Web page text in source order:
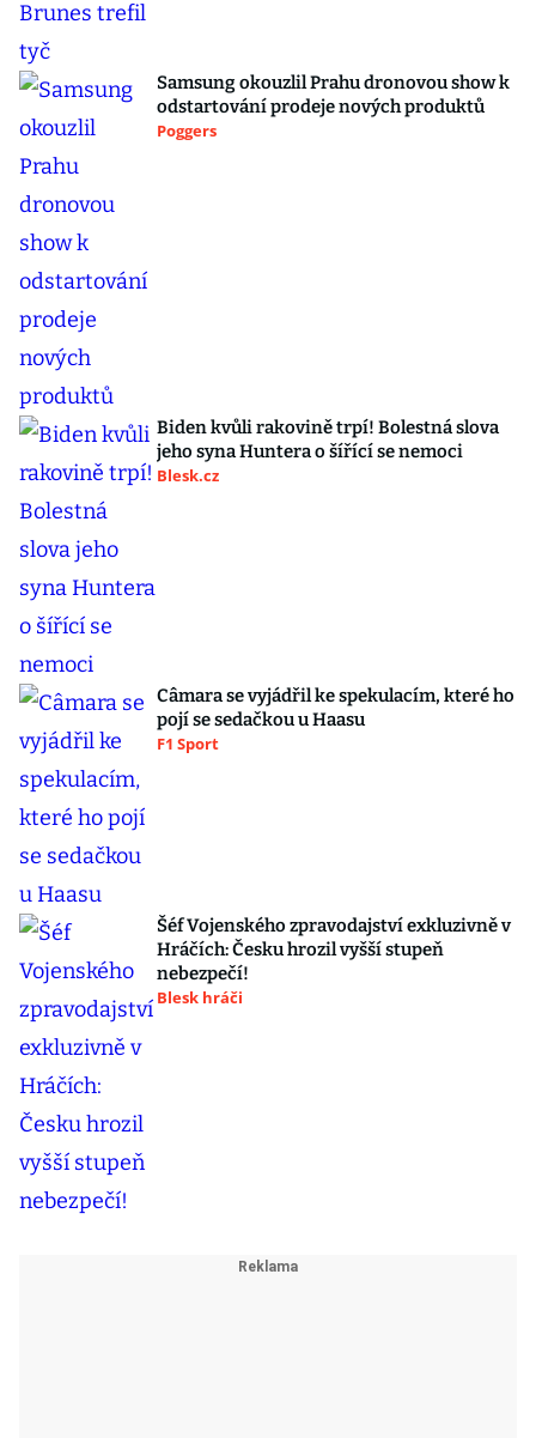
Samsung okouzlil Prahu dronovou show k
odstartování prodeje nových produktů
Poggers
Biden kvůli rakovině trpí! Bolestná slova
jeho syna Huntera o šířící se nemoci
Blesk.cz
Câmara se vyjádřil ke spekulacím, které ho
pojí se sedačkou u Haasu
F1 Sport
Šéf Vojenského zpravodajství exkluzivně v
Hráčích: Česku hrozil vyšší stupeň
nebezpečí!
Blesk hráči